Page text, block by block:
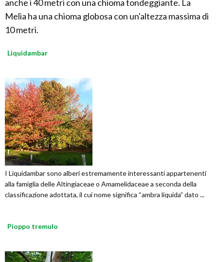
anche i 40 metri con una chioma tondeggiante. La
Melia ha una chioma globosa con un'altezza massima di
10 metri.
Liquidambar
I Liquidambar sono alberi estremamente interessanti appartenenti
alla famiglia delle Altingiaceae o Amamelidaceae a seconda della
classificazione adottata, il cui nome significa “ambra liquida” dato ...
Pioppo tremulo